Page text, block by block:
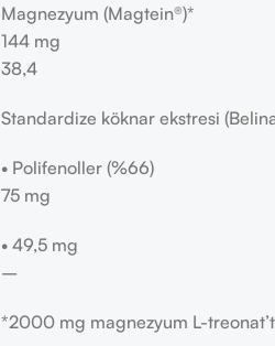
Magnezyum (Magtein®)*
144 mg
38,4
Standardize köknar ekstresi
• Polifenoller (%66)
75 mg
• 49,5 mg
–
*2000 mg magnezyum L-